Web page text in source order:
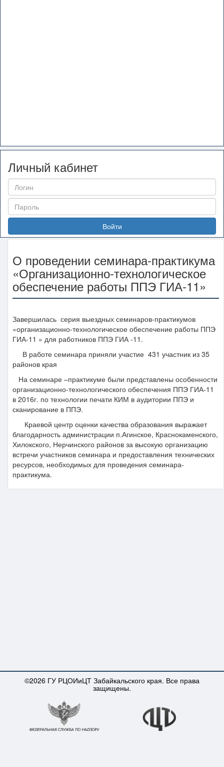
Личный кабинет
Войти
О проведении семинара-практикума
«Организационно-технологическое
обеспечение работы ППЭ ГИА-11»
Завершилась серия выездных семинаров-практикумов
«организационно-технологическое обеспечение работы ППЭ
ГИА-11 » для работников ППЭ ГИА -11.
В работе семинара приняли участие 431 участник из 35
районов края
На семинаре –практикуме были представлены особенности
организационно-технологического обеспечения ППЭ ГИА-11
в 2016г. по технологии печати КИМ в аудитории ППЭ и
сканирование в ППЭ.
Краевой центр оценки качества образования выражает
благодарность администрации п.Агинское, Краснокаменского,
Хилокского, Нерчинского районов за высокую организацию
встречи участников семинара и предоставления технических
ресурсов, необходимых для проведения семинара-
практикума.
©2026 ГУ РЦОИиЦТ Забайкальского края. Все права
защищены.